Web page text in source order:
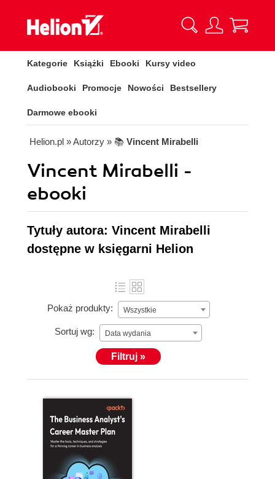
Kategorie Książki Ebooki Kursy video
Audiobooki Promocje Nowości Bestsellery
Darmowe ebooki
Helion.pl » Autorzy » 📚 Vincent Mirabelli
Vincent Mirabelli -
ebooki
Tytuły autora: Vincent Mirabelli
dostępne w księgarni Helion
Pokaż produkty: Wszystkie
Sortuj wg: Data wydania
Filtruj »